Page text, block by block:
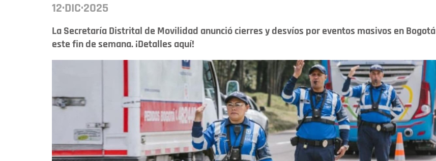
12·DIC·2025
La Secretaría Distrital de Movilidad anunció cierres y desvíos por eventos masivos en Bogotá
este fin de semana. ¡Detalles aquí!